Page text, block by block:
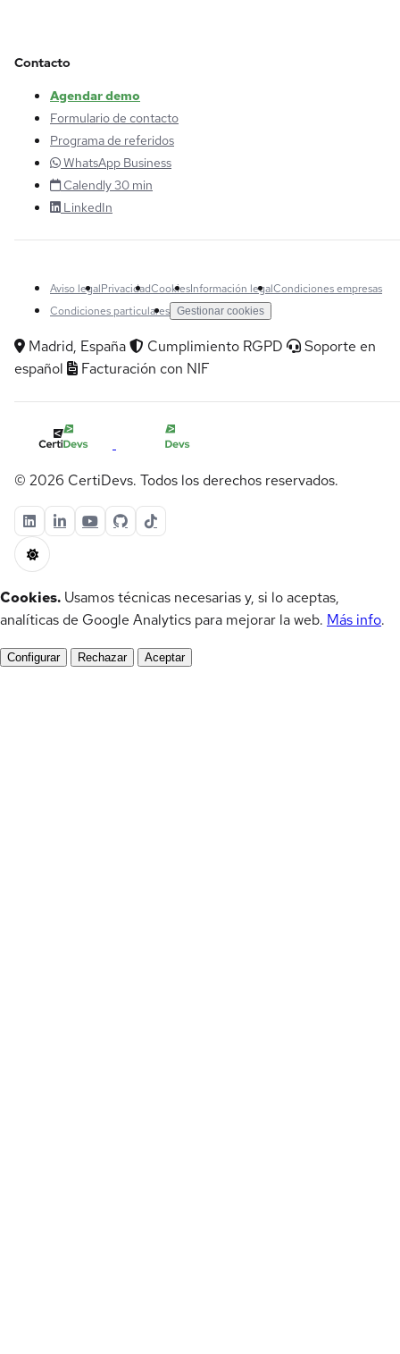
Contacto
Agendar demo
Formulario de contacto
Programa de referidos
WhatsApp Business
Calendly 30 min
LinkedIn
Aviso legalPrivacidadCookiesInformación legalCondiciones empresas
Condiciones particulares Gestionar cookies
Madrid, España Cumplimiento RGPD
Soporte en
español
Facturación con NIF
© 2026 CertiDevs. Todos los derechos reservados.
Cookies. Usamos técnicas necesarias y, si lo aceptas,
analíticas de Google Analytics para mejorar la web. Más info.
Configurar Rechazar Aceptar